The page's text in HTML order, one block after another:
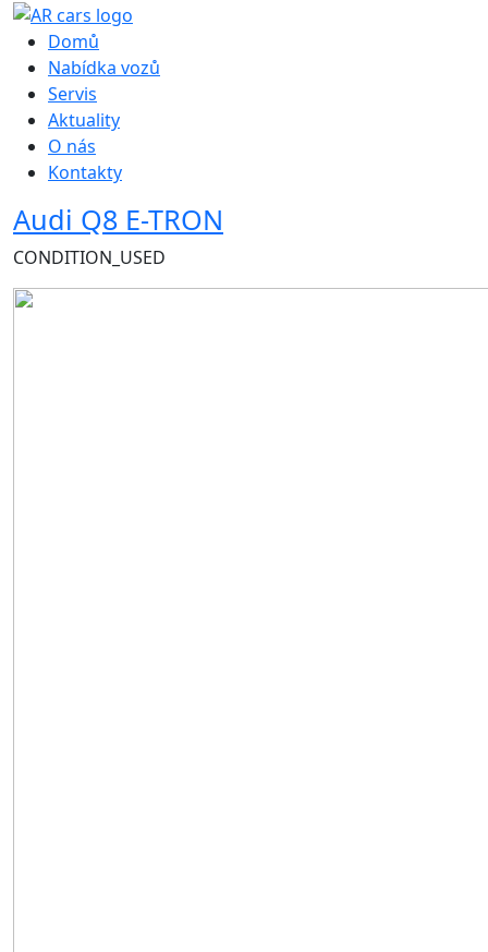
Hlavní navigace
Domů
Nabídka vozů
Servis
Aktuality
O nás
Kontakty
Audi Q8 E-TRON
CONDITION_USED
Obrázek